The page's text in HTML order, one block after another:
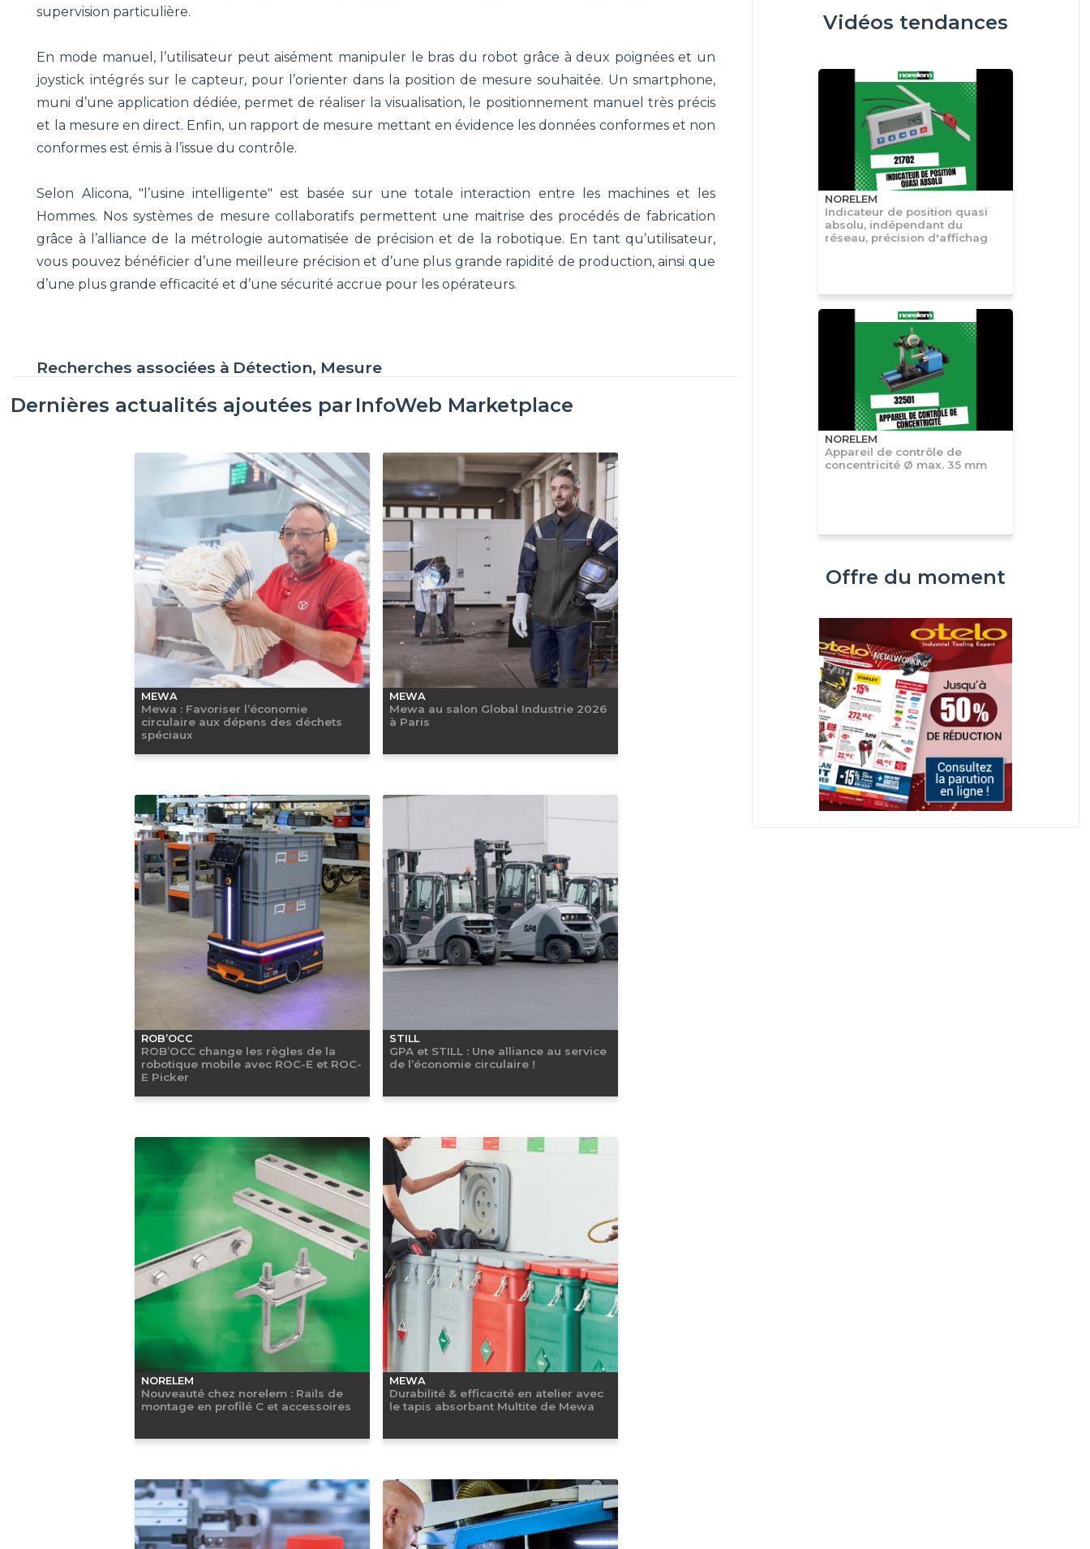
supervision particulière.
En mode manuel, l’utilisateur peut aisément manipuler le bras du robot grâce à deux poignées et un
joystick intégrés sur le capteur, pour l’orienter dans la position de mesure souhaitée. Un smartphone,
muni d’une application dédiée, permet de réaliser la visualisation, le positionnement manuel très précis
et la mesure en direct. Enfin, un rapport de mesure mettant en évidence les données conformes et non
conformes est émis à l’issue du contrôle.
Selon Alicona, "l’usine intelligente" est basée sur une totale interaction entre les machines et les
Hommes. Nos systèmes de mesure collaboratifs permettent une maitrise des procédés de fabrication
grâce à l’alliance de la métrologie automatisée de précision et de la robotique. En tant qu’utilisateur,
vous pouvez bénéficier d’une meilleure précision et d’une plus grande rapidité de production, ainsi que
d’une plus grande efficacité et d’une sécurité accrue pour les opérateurs.
Recherches associées à Détection, Mesure
Dernières actualités ajoutées par InfoWeb Marketplace
MEWA
Mewa : Favoriser l’économie
circulaire aux dépens des déchets
spéciaux
MEWA
Mewa au salon Global Industrie 2026
à Paris
ROB’OCC
ROB’OCC change les règles de la
robotique mobile avec ROC-E et ROC-
E Picker
STILL
GPA et STILL : Une alliance au service
de l’économie circulaire !
NORELEM
Nouveauté chez norelem : Rails de
montage en profilé C et accessoires
MEWA
Durabilité & efficacité en atelier avec
le tapis absorbant Multite de Mewa
Vidéos tendances
NORELEM
Indicateur de position quasi
absolu, indépendant du
réseau, précision d'affichag
NORELEM
Appareil de contrôle de
concentricité Ø max. 35 mm
Offre du moment